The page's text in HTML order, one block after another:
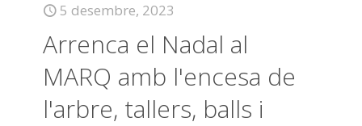
5 desembre, 2023
Arrenca el Nadal al
MARQ amb l'encesa de
l'arbre, tallers, balls i